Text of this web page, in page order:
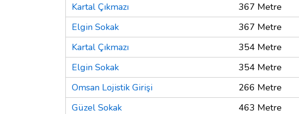
Kartal Çıkmazı
367 Metre
Elgin Sokak
367 Metre
Kartal Çıkmazı
354 Metre
Elgin Sokak
354 Metre
Omsan Lojistik Girişi
266 Metre
Güzel Sokak
463 Metre